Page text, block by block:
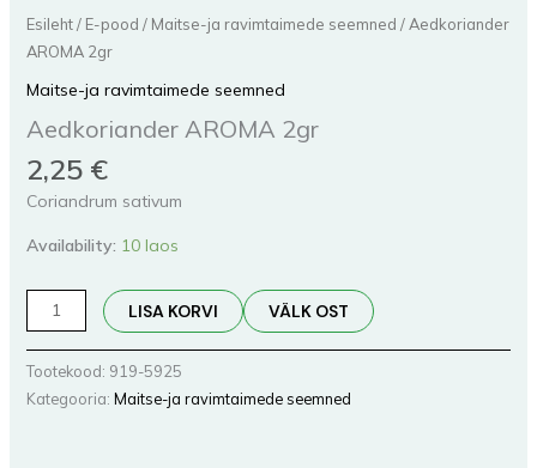
Esileht/ E-pood / Maitse-ja ravimtaimede seemned / Aedkoriander
AROMA 2gr
Maitse-ja ravimtaimede seemned
Aedkoriander AROMA 2gr
2,25 €
Coriandrum sativum
Availability: 10 laos
LISA KORVI VÄLK OST
Tootekood: 919-5925
Kategooria: Maitse-ja ravimtaimede seemned